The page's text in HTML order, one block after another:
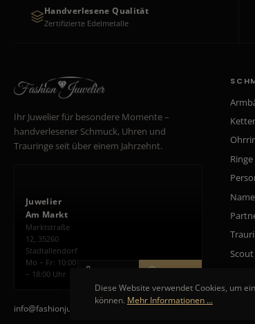
Handverlesene Qualität
Zertifizierte Edelmetalle
Ihr Juwelier für besondere Momente –
handverlesener Schmuck, Uhren und
Trauringe seit über einem Jahrzehnt.
Juwelier
Am Markt
Marktstraße
12, 35260
Stadtallendorf
Mo – Fr: 10:00
– 18:00 Uhr
ROUTE PLANEN
info@fashionjuwelier.de
Ringe
Diese Website verwendet Cookies, um
können. Mehr Informationen ...